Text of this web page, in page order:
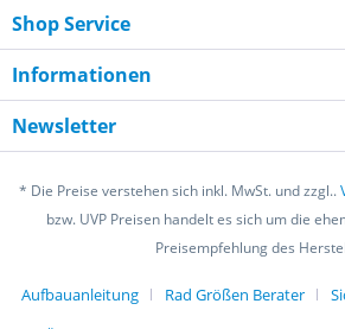
Shop Service
Informationen
Newsletter
* Die Preise verstehen sich inkl. MwSt. und zzgl..
bzw. UVP Preisen handelt es sich um die
Preisempfehlung des
Aufbauanleitung Rad Größen Berater